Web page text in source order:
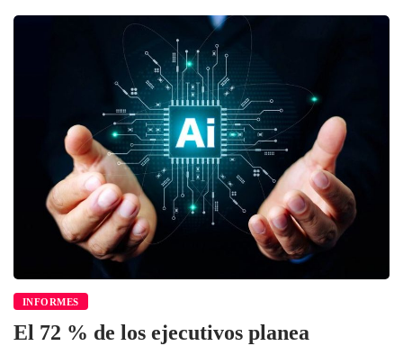
INFORMES
El 72 % de los ejecutivos planea